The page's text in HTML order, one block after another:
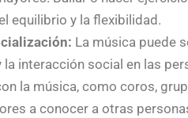
equilibrio y la flexibilidad.
La música puede
la interacción social en las
la música, como coros,
a conocer a otras